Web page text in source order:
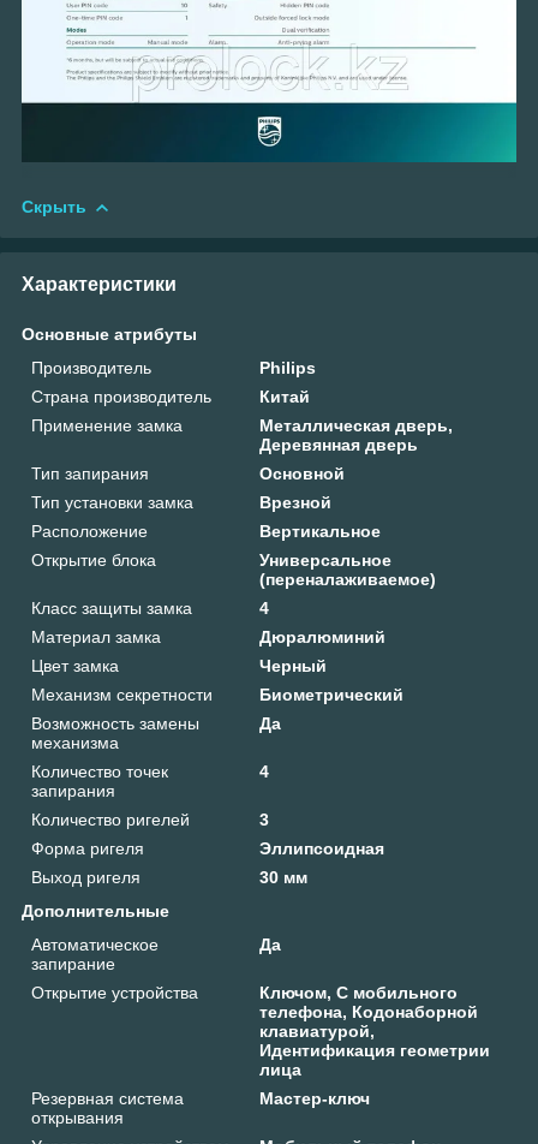
Скрыть
Характеристики
Основные атрибуты
Производитель
Philips
Страна производитель
Китай
Применение замка
Металлическая дверь,
Деревянная дверь
Тип запирания
Основной
Тип установки замка
Врезной
Расположение
Вертикальное
Открытие блока
Универсальное
(переналаживаемое)
Класс защиты замка
4
Материал замка
Дюралюминий
Цвет замка
Черный
Механизм секретности
Биометрический
Возможность замены
механизма
Да
Количество точек
запирания
4
Количество ригелей
3
Форма ригеля
Эллипсоидная
Выход ригеля
30 мм
Дополнительные
Автоматическое
запирание
Да
Открытие устройства
Ключом, С мобильного
телефона, Кодонаборной
клавиатурой,
Идентификация геометрии
лица
Резервная система
открывания
Мастер-ключ